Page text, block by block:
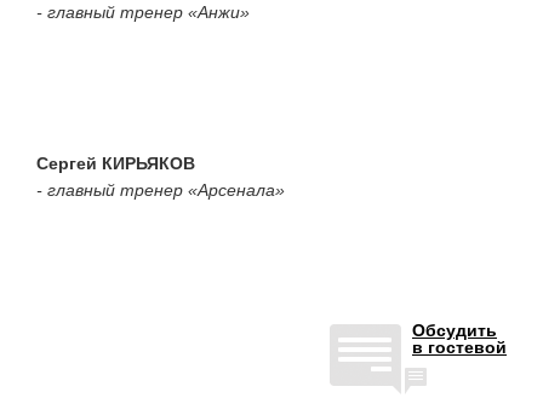
- главный тренер «Анжи»
Сергей КИРЬЯКОВ
- главный тренер «Арсенала»
Обсудить
в гостевой